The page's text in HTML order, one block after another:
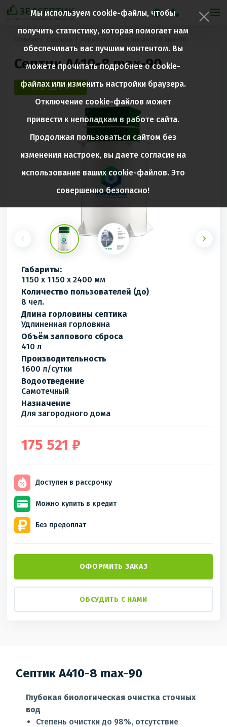
Септик A410-8 max-90
175 521 ₽
Габариты:
1150 x 1150 x 2400 мм
Количество пользователей (до)
8 чел.
Длина горловины септика
Удлиненная горловина
Объём залпового сброса
410 л
Производительность
1600 л/сутки
Водоотведение
Самотечный
Назначение
Для загородного дома
175 521 ₽
Доступен в рассрочку
Можно купить в кредит
Без предоплат
ОФОРМИТЬ ЗАКАЗ
ОБСУДИТЬ С НАМИ
Септик A410-8 max-90
Глубокая биологическая очистка сточных
вод
Степень очистки до 98%, отсутствие
Мы используем cookie-файлы, чтобы
получить статистику, которая помогает нам
обеспечивать вас лучшим контентом. Вы
можете прочитать подробнее о cookie-
файлах или изменить настройки браузера.
Отключение cookie-файлов может
привести к неполадкам в работе сайта.
Продолжая пользоваться сайтом без
изменения настроек, вы даете согласие на
использование ваших cookie-файлов. Это
совершенно безопасно!